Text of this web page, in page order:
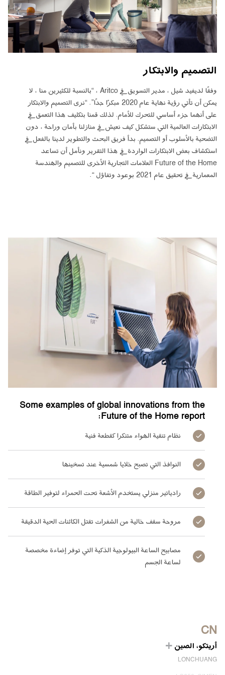
التصميم والابتكار
وفقًا لديفيد شيل ، مدير التسويق في Aritco ، “بالنسبة للكثيرين منا ، لا
يمكن أن تأتي رؤية نهاية عام 2020 مبكرًا جدًا”. “نرى التصميم والابتكار
على أنهما جزء أساسي للتحرك للأمام. لذلك قمنا بتكليف هذا التعمق في
الابتكارات العالمية التي ستشكل كيف نعيش في منازلنا بأمان وراحة ، دون
التضحية بالأسلوب أو التصميم. بدأ فريق البحث والتطوير لدينا بالفعل في
استكشاف بعض الابتكارات الواردة في هذا التقرير ونأمل أن تساعد
Future of the Home العلامات التجارية الأخرى للتصميم والهندسة
المعمارية في تحقيق عام 2021 بوعود وتفاؤل “.
Some examples of global innovations from the
Future of the Home report:
نظام تنقية الهواء متنكرا كقطعة فنية
النوافذ التي تصبح خلايا شمسية عند تسخينها
رادياتير منزلي يستخدم الأشعة تحت الحمراء لتوفير الطاقة
مروحة سقف خالية من الشفرات تقتل الكائنات الحية الدقيقة
مصابيح الساعة البيولوجية الذكية التي توفر إضاءة مخصصة
لساعة الجسم
CN
أريتكو، الصين
LONCHUANG